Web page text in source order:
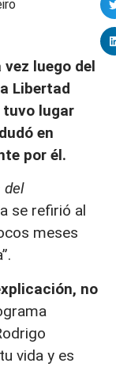
luego del
Libertad
tuvo lugar
en
por él.
del
se refirió al
meses
no
vida y es